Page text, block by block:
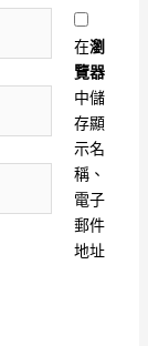
在瀏
覽器
中儲
存顯
示名
稱、
電子
郵件
地址